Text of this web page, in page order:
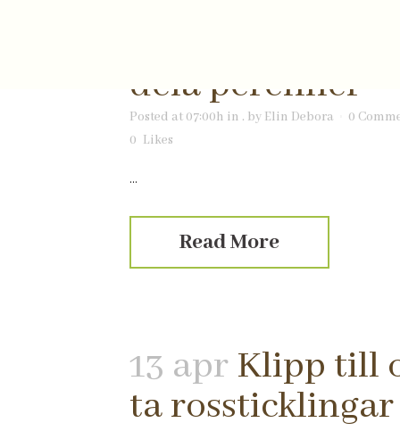
dela perenner
Posted at 07:00h in . by Elin Debora
0
0 Likes
...
Read More
13 apr Klipp till
ta rossticklingar